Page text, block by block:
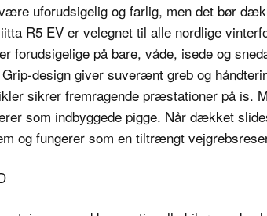
uforudsigelig og farlig, men det bør
R5 EV er velegnet til alle nordlige
forudsigelige på bare, våde, isede og
design giver suverænt greb og
sikrer fremragende præstationer på is.
som indbyggede pigge. Når dækket
og fungerer som en tiltrængt